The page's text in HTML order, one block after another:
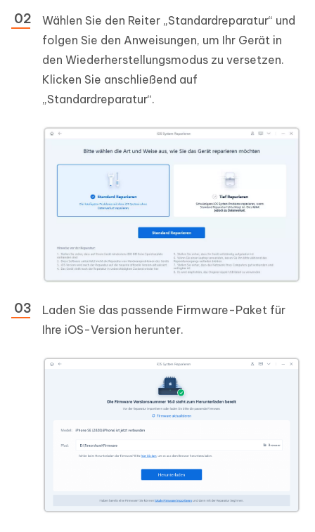
Wählen Sie den Reiter „Standardreparatur“ und
folgen Sie den Anweisungen, um Ihr Gerät in
den Wiederherstellungsmodus zu versetzen.
Klicken Sie anschließend auf
„Standardreparatur“.
Laden Sie das passende Firmware-Paket für
Ihre iOS-Version herunter.